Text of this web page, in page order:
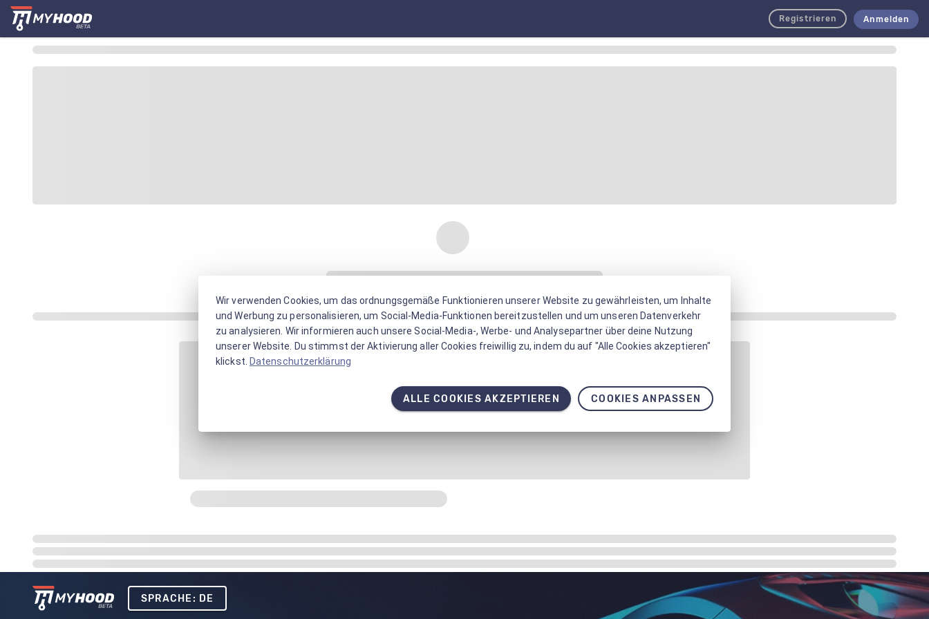
Registrieren Anmelden
SPRACHE: DE
Wir verwenden Cookies, um das ordnungsgemäße Funktionieren unserer Website zu gewährleisten, um Inhalte
und Werbung zu personalisieren, um Social-Media-Funktionen bereitzustellen und um unseren Datenverkehr
zu analysieren. Wir informieren auch unsere Social-Media-, Werbe- und Analysepartner über deine Nutzung
unserer Website. Du stimmst der Aktivierung aller Cookies freiwillig zu, indem du auf "Alle Cookies akzeptieren"
klickst. Datenschutzerklärung
ALLE COOKIES AKZEPTIEREN COOKIES ANPASSEN